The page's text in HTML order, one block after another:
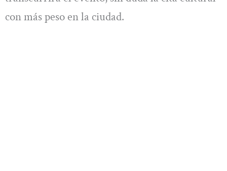
con más peso en la ciudad.